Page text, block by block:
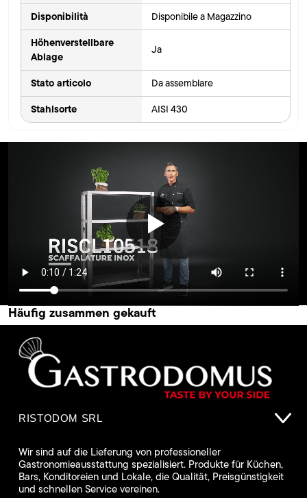
Disponibilità Disponibile a Magazzino
Höhenverstellbare
Ablage
Ja
Stato articolo Da assemblare
Stahlsorte AISI 430
Häufig zusammen gekauft
RISTODOM SRL
Wir sind auf die Lieferung von professioneller
Gastronomieausstattung spezialisiert. Produkte für Küchen,
Bars, Konditoreien und Lokale, die Qualität, Preisgünstigkeit
und schnellen Service vereinen.